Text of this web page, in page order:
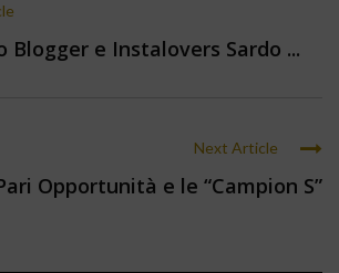
Blogger e Instalovers Sardo ...
Next Article
Opportunità e le “Campion S”